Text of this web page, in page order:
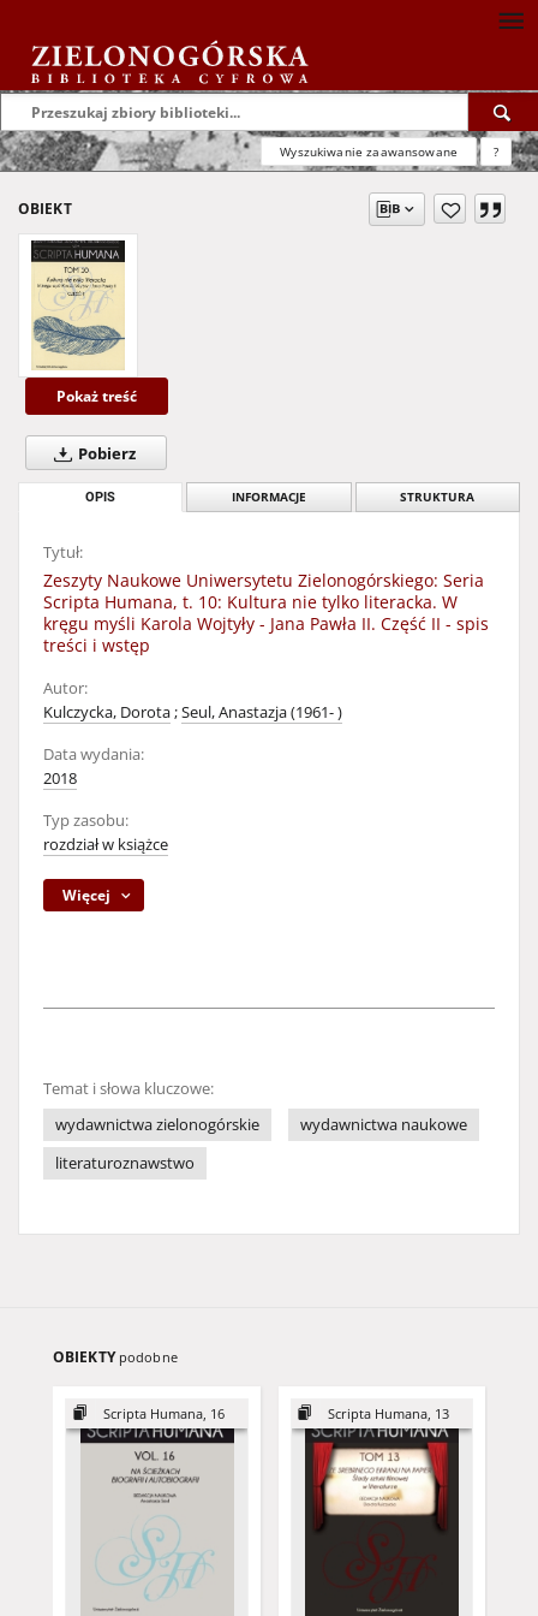
Wyszukiwanie zaawansowane ?
OBIEKT
Pokaż treść
Pobierz
OPIS INFORMACJE STRUKTURA
Tytuł:
Zeszyty Naukowe Uniwersytetu Zielonogórskiego: Seria
Scripta Humana, t. 10: Kultura nie tylko literacka. W
kręgu myśli Karola Wojtyły - Jana Pawła II. Część II - spis
treści i wstęp
Autor:
Kulczycka, Dorota;Seul, Anastazja (1961- )
Data wydania:
2018
Typ zasobu:
rozdział w książce
Więcej
Temat i słowa kluczowe:
wydawnictwa zielonogórskie
wydawnictwa naukowe
literaturoznawstwo
OBIEKTY podobne
Scripta Humana, 16 Scripta Humana, 13